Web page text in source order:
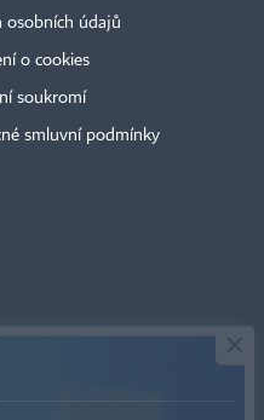
osobních údajů
o cookies
soukromí
smluvní podmínky